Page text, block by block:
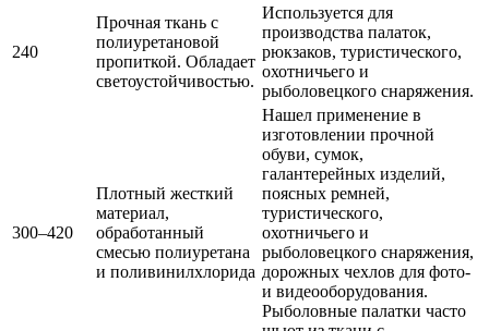
240
Прочная ткань с
полиуретановой
пропиткой. Обладает
светоустойчивостью.
Используется для
производства палаток,
рюкзаков, туристического,
охотничьего и
рыболовецкого снаряжения.
300–420
Плотный жесткий
материал,
обработанный
смесью полиуретана
и поливинилхлорида
Нашел применение в
изготовлении прочной
обуви, сумок,
галантерейных изделий,
поясных ремней,
туристического,
охотничьего и
рыболовецкого снаряжения,
дорожных чехлов для фото-
и видеооборудования.
Рыболовные палатки часто